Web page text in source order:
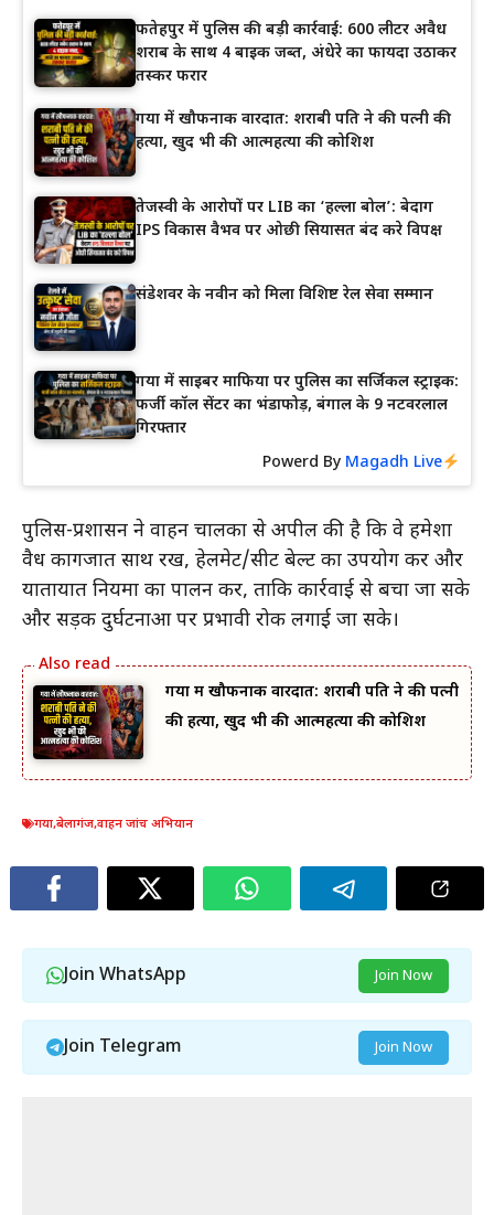
फतेहपुर में पुलिस की बड़ी कार्रवाई: 600 लीटर अवैध
शराब के साथ 4 बाइक जब्त, अंधेरे का फायदा उठाकर
तस्कर फरार
गया में खौफनाक वारदात: शराबी पति ने की पत्नी की
हत्या, खुद भी की आत्महत्या की कोशिश
तेजस्वी के आरोपों पर LIB का ‘हल्ला बोल’: बेदाग
IPS विकास वैभव पर ओछी सियासत बंद करे विपक्ष
संडेशवर के नवीन को मिला विशिष्ट रेल सेवा सम्मान
गया में साइबर माफिया पर पुलिस का सर्जिकल स्ट्राइक:
फर्जी कॉल सेंटर का भंडाफोड़, बंगाल के 9 नटवरलाल
गिरफ्तार
Powerd By Magadh Live
पुलिस-प्रशासन ने वाहन चालकों से अपील की है कि वे हमेशा
वैध कागजात साथ रखें, हेलमेट/सीट बेल्ट का उपयोग करें और
यातायात नियमों का पालन करें, ताकि कार्रवाई से बचा जा सके
और सड़क दुर्घटनाओं पर प्रभावी रोक लगाई जा सके।
गया में खौफनाक वारदात: शराबी पति ने की पत्नी
की हत्या, खुद भी की आत्महत्या की कोशिश
गया,बेलागंज,वाहन जांच अभियान
Join WhatsApp Join Now
Join Telegram Join Now